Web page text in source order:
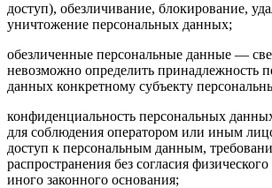
доступ), обезличивание, блокирование,
уничтожение персональных данных;
обезличенные персональные данные —
невозможно определить принадлежность
данных конкретному субъекту
конфиденциальность персональных
для соблюдения оператором или иным
доступ к персональным данным,
распространения без согласия
иного законного основания;